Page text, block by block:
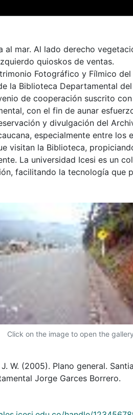
al mar. Al lado derecho
quioskos de ventas.
Fotográfico y Fílmico del
la Biblioteca Departamental
de cooperación suscrito
con el fin de aunar
y divulgación del
especialmente entre los
visitan la Biblioteca,
La universidad Icesi es un
facilitando la tecnología que
Click on the image to open the
W. (2005). Plano general.
Jorge Garces Borrero.